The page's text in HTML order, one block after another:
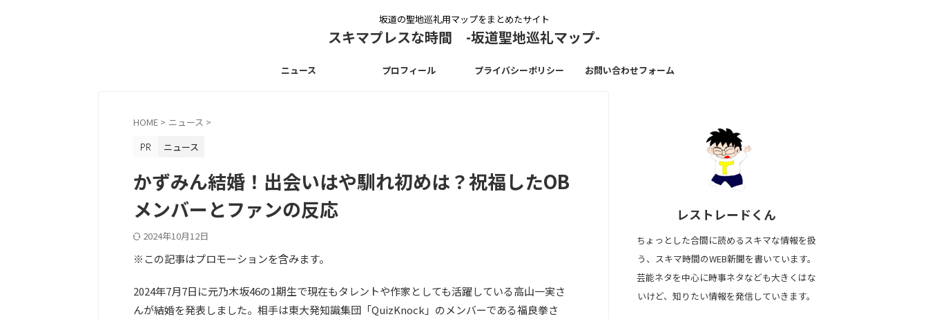
坂道の聖地巡礼用マップをまとめたサイト
スキマプレスな時間 -坂道聖地巡礼マップ-
ニュース プロフィール プライバシーポリシー お問い合わせフォーム
HOME > ニュース >
ニュース
かずみん結婚！出会いはや馴れ初めは？祝福したOB
メンバーとファンの反応
2024年10月12日
※この記事はプロモーションを含みます。
2024年7月7日に元乃木坂46の1期生で現在もタレントや作家としても活躍している高山一実さ
んが結婚を発表しました。相手は東大発知識集団「QuizKnock」のメンバーである福良拳さ
レストレードくん
ちょっとした合間に読めるスキマな情報を扱
う、スキマ時間のWEB新聞を書いています。
芸能ネタを中心に時事ネタなども大きくはな
いけど、知りたい情報を発信していきます。